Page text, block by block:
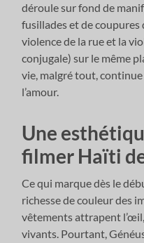
déroule sur fond de
fusillades et de coupures
violence de la rue et la
conjugale) sur le même
vie, malgré tout,
l’amour.
Une
filmer Haïti
Ce qui marque dès le
richesse de couleur des
vêtements attrapent
vivants. Pourtant,